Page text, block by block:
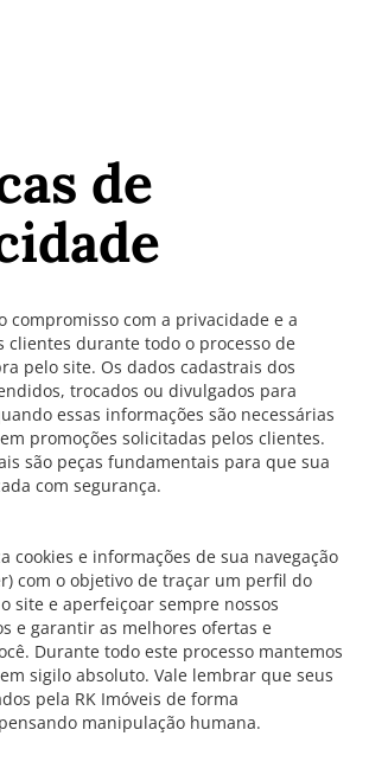
de
compromisso com a privacidade e a
clientes durante todo o processo de
pelo site. Os dados cadastrais dos
trocados ou divulgados para
essas informações são necessárias
promoções solicitadas pelos clientes.
são peças fundamentais para que sua
com segurança.
cookies e informações de sua navegação
com o objetivo de traçar um perfil do
site e aperfeiçoar sempre nossos
e garantir as melhores ofertas e
Durante todo este processo mantemos
sigilo absoluto. Vale lembrar que seus
pela RK Imóveis de forma
manipulação humana.